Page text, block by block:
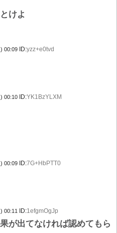
けよ
00:09 ID:yzz+e0tvd
00:10 ID:YK1BzYLXM
00:09 ID:7G+HbPTT0
00:11 ID:1efgmOgJp
が出てなければ認めてもら